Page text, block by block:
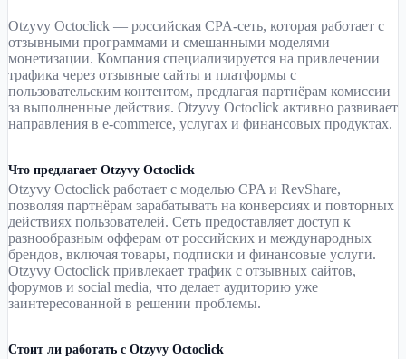
Otzyvy Octoclick — российская CPA-сеть, которая работает с
отзывными программами и смешанными моделями
монетизации. Компания специализируется на привлечении
трафика через отзывные сайты и платформы с
пользовательским контентом, предлагая партнёрам комиссии
за выполненные действия. Otzyvy Octoclick активно развивает
направления в e-commerce, услугах и финансовых продуктах.
Что предлагает Otzyvy Octoclick
Otzyvy Octoclick работает с моделью CPA и RevShare,
позволяя партнёрам зарабатывать на конверсиях и повторных
действиях пользователей. Сеть предоставляет доступ к
разнообразным офферам от российских и международных
брендов, включая товары, подписки и финансовые услуги.
Otzyvy Octoclick привлекает трафик с отзывных сайтов,
форумов и social media, что делает аудиторию уже
заинтересованной в решении проблемы.
Стоит ли работать с Otzyvy Octoclick